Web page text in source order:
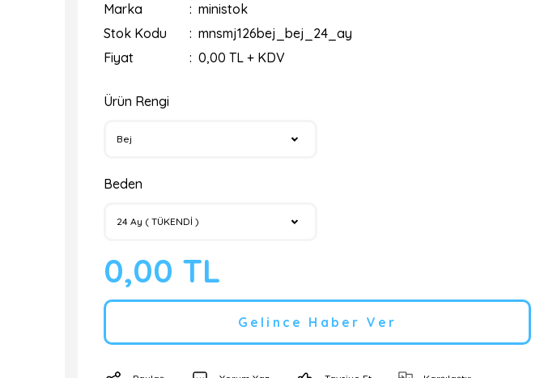
Marka
ministok
Stok Kodu
mnsmj126bej_bej_24_ay
Fiyat
0,00 TL + KDV
Ürün Rengi
Beden
0,00 TL
Gelince Haber Ver